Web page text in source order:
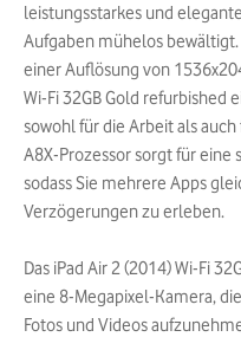
leistungsstarkes und
Aufgaben mühelos
einer Auflösung von
Wi-Fi 32GB Gold refurbished
sowohl für die Arbeit als
A8X-Prozessor sorgt für
sodass Sie mehrere Apps
Verzögerungen zu erleben.
Das iPad Air 2 (2014) Wi-Fi
eine 8-Megapixel-Kamera,
Fotos und Videos